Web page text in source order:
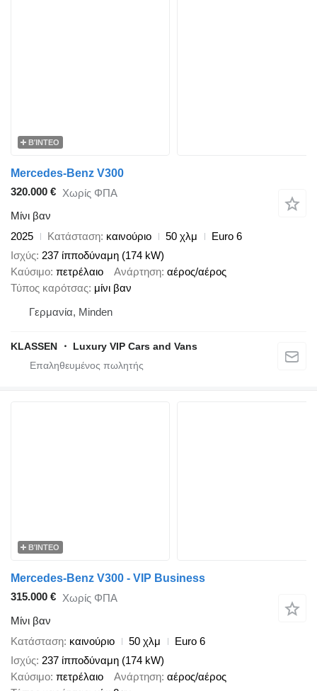
ΒΊΝΤΕΟ
Mercedes-Benz V300
320.000 € Χωρίς ΦΠΑ
Μίνι βαν
2025
Κατάσταση καινούριο 50 χλμ
Euro 6
Ισχύς 237 ίπποδύναμη (174 kW)
Καύσιμο πετρέλαιο Ανάρτηση αέρος/αέρος
Τύπος καρότσας μίνι βαν
Γερμανία, Minden
KLASSEN ・ Luxury VIP Cars and Vans
ΒΊΝΤΕΟ
Mercedes-Benz V300 - VIP Business
315.000 € Χωρίς ΦΠΑ
Μίνι βαν
Κατάσταση καινούριο 50 χλμ
Euro 6
Ισχύς 237 ίπποδύναμη (174 kW)
Καύσιμο πετρέλαιο Ανάρτηση αέρος/αέρος